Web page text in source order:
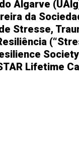
Algarve
da
Stresse,
Lifetime